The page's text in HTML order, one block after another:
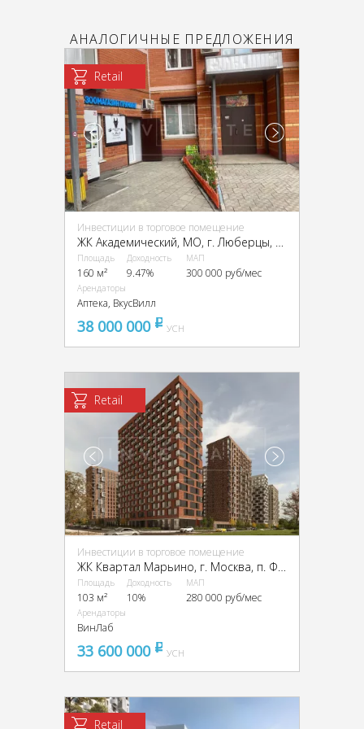
АНАЛОГИЧНЫЕ ПРЕДЛОЖЕНИЯ
Retail
Инвестиции в торговое помещение
ЖК Академический, МО, г. Люберцы, Инициативная ул., 13
Площадь
160 м²
Доходность
9.47%
МАП
300 000 руб/мес
Арендаторы
Аптека, ВкусВилл
38 000 000 pуб
УСН
Retail
Инвестиции в торговое помещение
Площадь
103 м²
Доходность
10%
МАП
280 000 руб/мес
Арендаторы
ВинЛаб
33 600 000 pуб
УСН
Retail